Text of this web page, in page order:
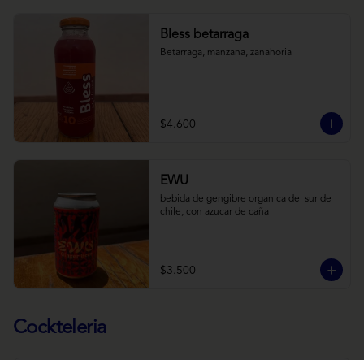
Bless betarraga
Betarraga, manzana, zanahoria
$4.600
EWU
bebida de gengibre organica del sur de
chile, con azucar de caña
$3.500
Cockteleria